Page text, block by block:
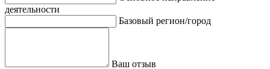
деятельности
Базовый регион/город
Ваш отзыв